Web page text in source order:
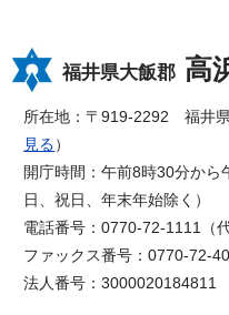
福井県大飯郡 高
所在地：〒919-2292 福井
見る）
開庁時間：午前8時30分か
日、祝日、年末年始除く）
電話番号：0770-72-1111（
ファックス番号：0770-72-
法人番号：3000020184811